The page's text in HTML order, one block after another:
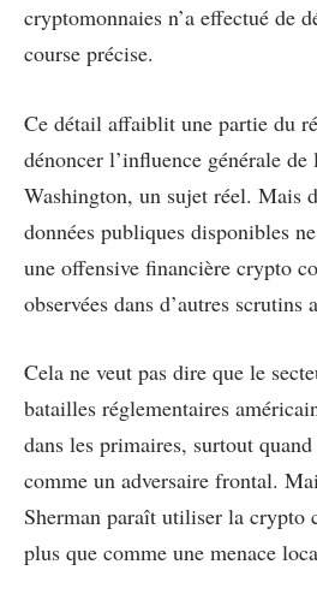
cryptomonnaies n’a effectué de
course précise.
Ce détail affaiblit une partie du
dénoncer l’influence générale
Washington, un sujet réel. Mais
données publiques disponibles
une offensive financière crypto
observées dans d’autres scrutins
Cela ne veut pas dire que le
batailles réglementaires
dans les primaires, surtout
comme un adversaire frontal.
Sherman paraît utiliser la crypto
plus que comme une menace